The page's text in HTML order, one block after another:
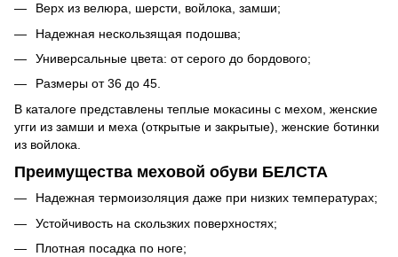
Верх из велюра, шерсти, войлока, замши;
Надежная нескользящая подошва;
Универсальные цвета: от серого до бордового;
Размеры от 36 до 45.
В каталоге представлены теплые мокасины с мехом, женские
угги из замши и меха (открытые и закрытые), женские ботинки
из войлока.
Преимущества меховой обуви БЕЛСТА
Надежная термоизоляция даже при низких температурах;
Устойчивость на скользких поверхностях;
Плотная посадка по ноге;